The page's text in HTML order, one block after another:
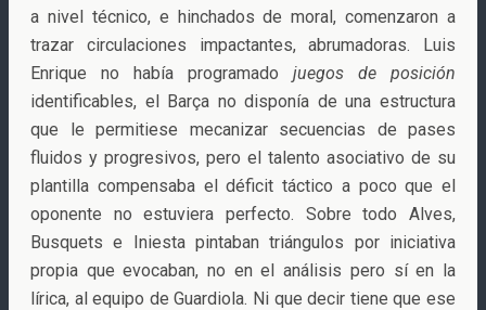
a nivel técnico, e hinchados de moral, comenzaron a
trazar circulaciones impactantes, abrumadoras. Luis
Enrique no había programado juegos de posición
identificables, el Barça no disponía de una estructura
que le permitiese mecanizar secuencias de pases
fluidos y progresivos, pero el talento asociativo de su
plantilla compensaba el déficit táctico a poco que el
oponente no estuviera perfecto. Sobre todo Alves,
Busquets e Iniesta pintaban triángulos por iniciativa
propia que evocaban, no en el análisis pero sí en la
lírica, al equipo de Guardiola. Ni que decir tiene que ese